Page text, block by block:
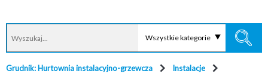
Wszystkie kategorie
Grudnik: Hurtownia instalacyjno-grzewcza
Instalacje